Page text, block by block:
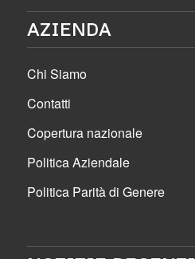
AZIENDA
Chi Siamo
Contatti
Copertura nazionale
Politica Aziendale
Politica Parità di Genere